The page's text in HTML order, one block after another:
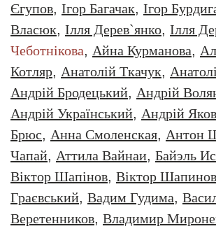
Єгупов, Ігор Багачак, Ігор
Власюк, Ілля Дерев`янко, Ілля
Чеботнікова, Айна Курманова,
Котляр, Анатолiй Ткачук,
Андрій Бродецький, Андрій
Андрій Український, Андрій
Брюс, Анна Смоленская, Антон
Чапай, Аттила Вайнаи, Байэль
Віктор Шапінов, Віктор Шапинов
Граєвський, Вадим Гудима,
Веретенников, Владимир